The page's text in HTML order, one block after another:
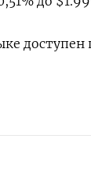
доступен